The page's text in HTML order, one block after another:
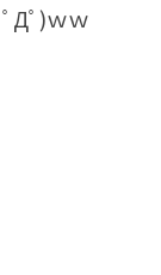
Дﾟ)ｗｗ